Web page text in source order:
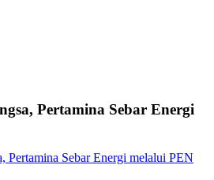
Pertamina Sebar Energi